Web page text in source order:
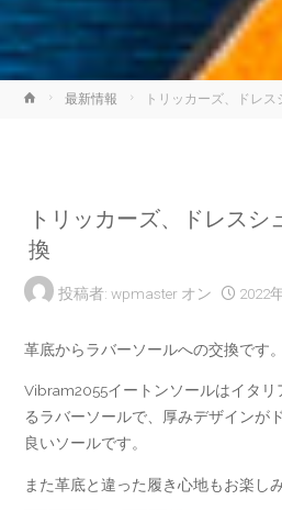
ホ
最新情報 トリッカーズ、ドレ
トリッカーズ、ドレスシ
換
投稿者: wpmaster オン 2022
革底からラバーソールへの交換です。
Vibram2055イートンソールはイタ
るラバーソールで、厚みデザインが
良いソールです。
また革底と違った履き心地もお楽し